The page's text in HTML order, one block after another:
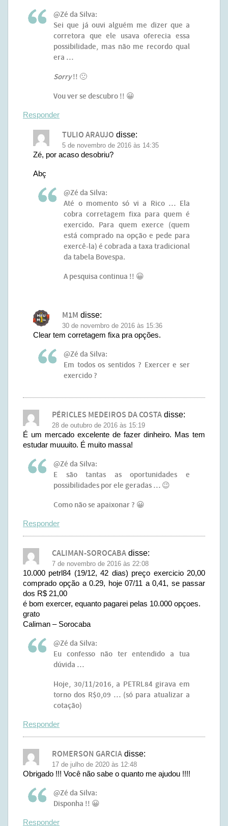
@Zé da Silva:
Sei que já ouvi alguém me dizer que a
corretora que ele usava oferecia essa
possibilidade, mas não me recordo qual
era …
Sorry!! 🙁
Vou ver se descubro !! 😀
Responder
TULIO ARAUJO disse:
5 de novembro de 2016 às 14:35
Zé, por acaso desobriu?
Abç
@Zé da Silva:
Até o momento só vi a Rico … Ela
cobra corretagem fixa para quem é
exercido. Para quem exerce (quem
está comprado na opção e pede para
exercê-la) é cobrada a taxa tradicional
da tabela Bovespa.
A pesquisa continua !! 😀
M1M disse:
30 de novembro de 2016 às 15:36
Clear tem corretagem fixa pra opções.
@Zé da Silva:
Em todos os sentidos ? Exercer e ser
exercido ?
PÉRICLES MEDEIROS DA COSTA disse:
28 de outubro de 2016 às 15:19
É um mercado excelente de fazer dinheiro. Mas tem
estudar muuuito. É muito massa!
@Zé da Silva:
E são tantas as oportunidades e
possibilidades por ele geradas … 😉
Como não se apaixonar ? 😀
Responder
CALIMAN-SOROCABA disse:
7 de novembro de 2016 às 22:08
10.000 petrl84 (19/12, 42 dias) preço exercicio 20,00
comprado opção a 0.29, hoje 07/11 a 0,41, se passar
dos R$ 21,00
é bom exercer, equanto pagarei pelas 10.000 opçoes.
grato
Caliman – Sorocaba
@Zé da Silva:
Eu confesso não ter entendido a tua
dúvida …
Hoje, 30/11/2016, a PETRL84 girava em
torno dos R$0,09 … (só para atualizar a
cotação)
Responder
ROMERSON GARCIA disse:
17 de julho de 2020 às 12:48
Obrigado !!! Você não sabe o quanto me ajudou !!!!
@Zé da Silva:
Disponha !! 😀
Responder